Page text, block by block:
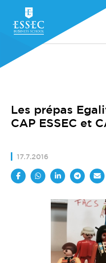
Les prépas
CAP ESSEC et
17.7.2016